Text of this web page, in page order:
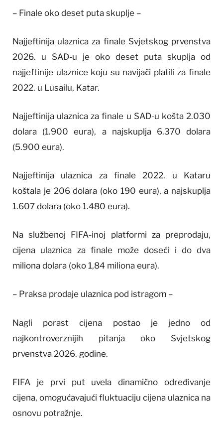
– Finale oko deset puta skuplje –
Najjeftinija ulaznica za finale Svjetskog prvenstva
2026. u SAD-u je oko deset puta skuplja od
najjeftinije ulaznice koju su navijači platili za finale
2022. u Lusailu, Katar.
Najjeftinija ulaznica za finale u SAD-u košta 2.030
dolara (1.900 eura), a najskuplja 6.370 dolara
(5.900 eura).
Najjeftinija ulaznica za finale 2022. u Kataru
koštala je 206 dolara (oko 190 eura), a najskuplja
1.607 dolara (oko 1.480 eura).
Na službenoj FIFA-inoj platformi za preprodaju,
cijena ulaznica za finale može doseći i do dva
miliona dolara (oko 1,84 miliona eura).
– Praksa prodaje ulaznica pod istragom –
Nagli porast cijena postao je jedno od
najkontroverznijih pitanja oko Svjetskog
prvenstva 2026. godine.
FIFA je prvi put uvela dinamično određivanje
cijena, omogućavajući fluktuaciju cijena ulaznica na
osnovu potražnje.